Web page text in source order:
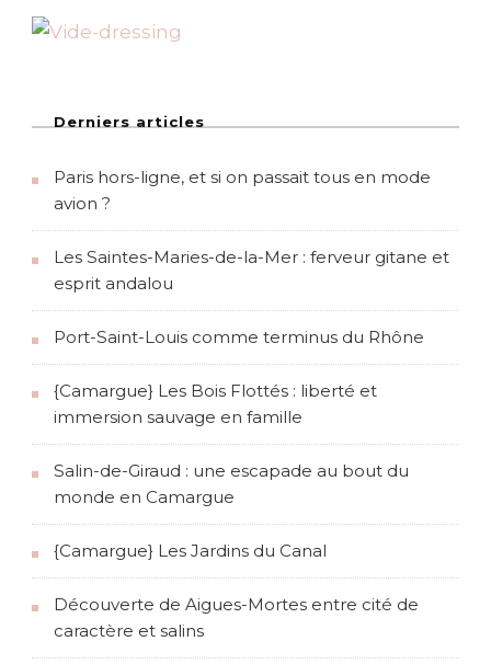
B
g
n
Derniers articles
Paris hors-ligne, et si on passait tous en mode
avion ?
Les Saintes-Maries-de-la-Mer : ferveur gitane et
esprit andalou
Port-Saint-Louis comme terminus du Rhône
{Camargue} Les Bois Flottés : liberté et
immersion sauvage en famille
Salin-de-Giraud : une escapade au bout du
monde en Camargue
{Camargue} Les Jardins du Canal
Découverte de Aigues-Mortes entre cité de
caractère et salins